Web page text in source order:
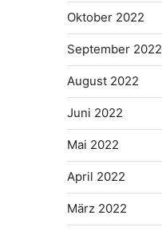
Oktober 2022
September 2022
August 2022
Juni 2022
Mai 2022
April 2022
März 2022